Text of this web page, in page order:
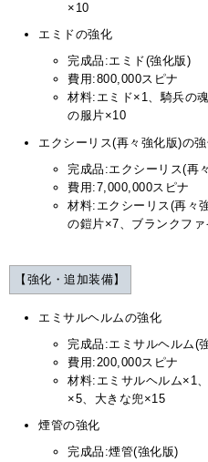
×10
エミドの強化
完成品:エミド(強化版)
費用:800,000スピナ
材料:エミド×1、騎兵の
の服片×10
エクシーリス(再々強化版)の
完成品:エクシーリス(再
費用:7,000,000スピナ
材料:エクシーリス(再々
の鎧片×7、ブランクフ
【強化・追加装備】
エミサルヘルムの強化
完成品:エミサルヘルム(
費用:200,000スピナ
材料:エミサルヘルム×1
×5、大きな兜×15
煙管の強化
完成品:煙管(強化版)